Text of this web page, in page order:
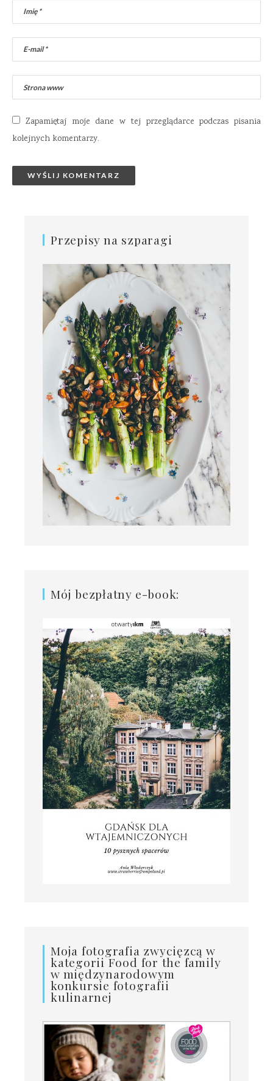
Zapamiętaj moje dane w tej przeglądarce podczas pisania
kolejnych komentarzy.
Przepisy na szparagi
Mój bezpłatny e-book:
Moja fotografia zwycięzcą w
kategorii Food for the family
w międzynarodowym
konkursie fotografii
kulinarnej